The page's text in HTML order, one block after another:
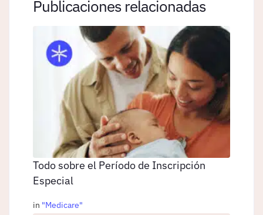
Publicaciones relacionadas
Todo sobre el Período de Inscripción
Especial
in "Medicare"